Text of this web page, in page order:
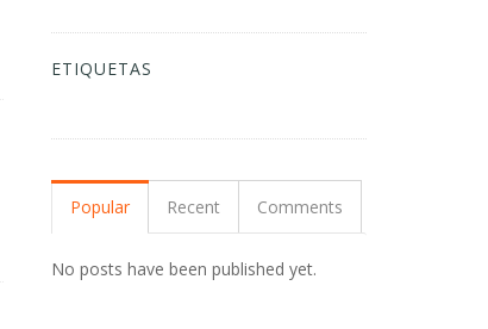
ETIQUETAS
Popular Recent Comments
No posts have been published yet.